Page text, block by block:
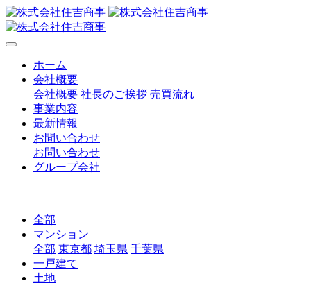
ホーム
会社概要
会社概要 社長のご挨拶 売買流れ
事業内容
最新情報
お問い合わせ
お問い合わせ
グループ会社
全部
マンション
全部 東京都 埼玉県 千葉県
一戸建て
土地